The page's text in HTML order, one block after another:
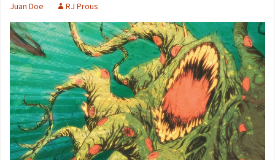
Juan Doe
RJ Prous